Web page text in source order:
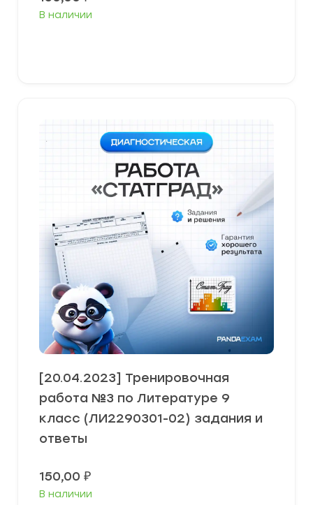
В наличии
[20.04.2023] Тренировочная
работа №3 по Литературе 9
класс (ЛИ2290301-02) задания и
ответы
150,00 ₽
В наличии